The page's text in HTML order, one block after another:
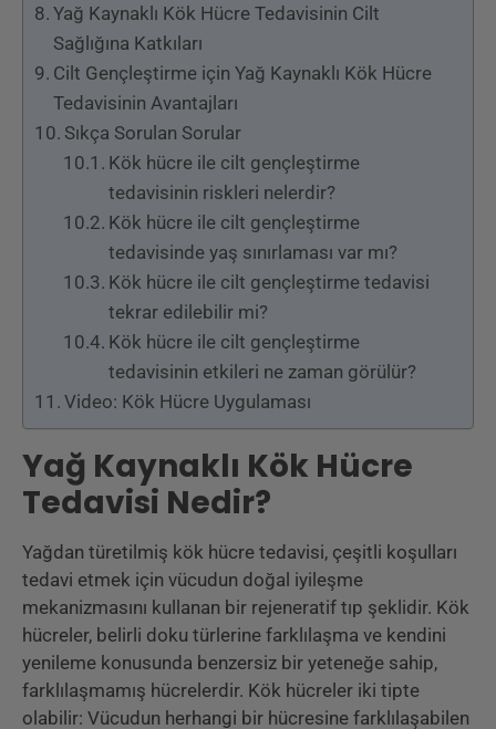
Yağ Kaynaklı Kök Hücre Tedavisinin Cilt
Sağlığına Katkıları
Cilt Gençleştirme için Yağ Kaynaklı Kök Hücre
Tedavisinin Avantajları
Sıkça Sorulan Sorular
Kök hücre ile cilt gençleştirme
tedavisinin riskleri nelerdir?
Kök hücre ile cilt gençleştirme
tedavisinde yaş sınırlaması var mı?
Kök hücre ile cilt gençleştirme tedavisi
tekrar edilebilir mi?
Kök hücre ile cilt gençleştirme
tedavisinin etkileri ne zaman görülür?
Video: Kök Hücre Uygulaması
Yağ Kaynaklı Kök Hücre
Tedavisi Nedir?
Yağdan türetilmiş kök hücre tedavisi, çeşitli koşulları
tedavi etmek için vücudun doğal iyileşme
mekanizmasını kullanan bir rejeneratif tıp şeklidir. Kök
hücreler, belirli doku türlerine farklılaşma ve kendini
yenileme konusunda benzersiz bir yeteneğe sahip,
farklılaşmamış hücrelerdir. Kök hücreler iki tipte
olabilir: Vücudun herhangi bir hücresine farklılaşabilen